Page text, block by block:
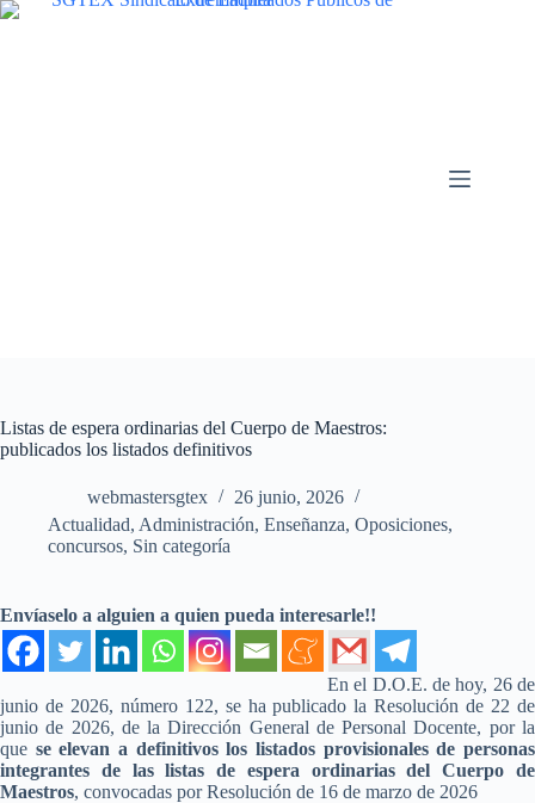
Saltar
Listas de espera ordinarias del Cuerpo de Maestros:
publicados los listados definitivos
webmastersgtex
26 junio, 2026
Actualidad, Administración, Enseñanza, Oposiciones,
concursos, Sin categoría
Envíaselo a alguien a quien pueda interesarle!!
En el D.O.E. de hoy, 26 de
junio de 2026, número 122, se ha publicado la Resolución de 22 de
junio de 2026, de la Dirección General de Personal Docente, por la
que se elevan a definitivos los listados provisionales de personas
integrantes de las listas de espera ordinarias del Cuerpo de
Maestros, convocadas por Resolución de 16 de marzo de 2026